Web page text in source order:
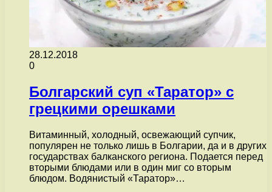
28.12.2018
0
Болгарский суп «Таратор» с
грецкими орешками
Витаминный, холодный, освежающий супчик,
популярен не только лишь в Болгарии, да и в других
государствах балканского региона. Подается перед
вторыми блюдами или в один миг со вторым
блюдом. Водянистый «Таратор»…